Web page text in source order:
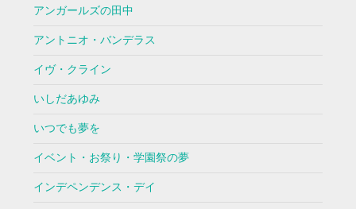
アンガールズの田中
アントニオ・バンデラス
イヴ・クライン
いしだあゆみ
いつでも夢を
イベント・お祭り・学園祭の夢
インデペンデンス・デイ